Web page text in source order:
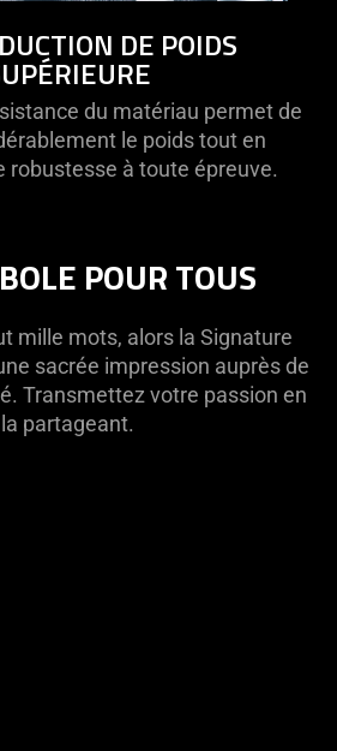
DE POIDS
du matériau permet de
le poids tout en
robustesse à toute épreuve.
POUR TOUS
mille mots, alors la Signature
sacrée impression auprès de
Transmettez votre passion en
la partageant.